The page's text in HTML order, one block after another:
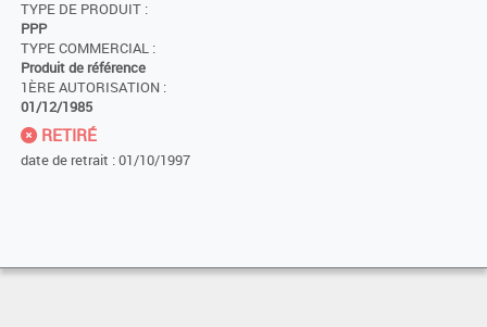
TYPE DE PRODUIT :
PPP
TYPE COMMERCIAL :
Produit de référence
1ÈRE AUTORISATION :
01/12/1985
RETIRÉ
date de retrait : 01/10/1997